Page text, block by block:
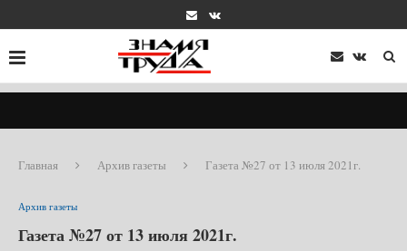
Главная Архив газеты Газета №27 от 13 июля 2021г.
Архив газеты
Газета №27 от 13 июля 2021г.